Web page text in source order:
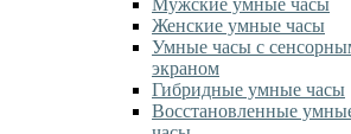
Мужские умные часы
Женские умные часы
Умные часы с
экраном
Гибридные умные часы
Восстановленные